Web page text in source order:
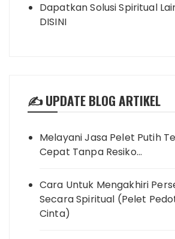
Dapatkan Solusi Spiritual
DISINI
✍️ UPDATE BLOG ARTIKEL
Melayani Jasa Pelet Putih
Cepat Tanpa Resiko…
Cara Untuk Mengakhiri
Secara Spiritual (Pelet
Cinta)